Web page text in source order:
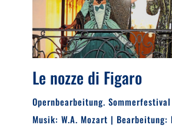
Le nozze di Figaro
Opernbearbeitung.
Musik: W.A. Mozart | Bearbeitung: